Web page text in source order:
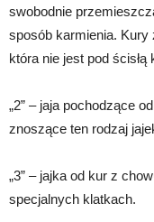
swobodnie
sposób karmienia. Kury
która nie jest pod ścisłą
„2” – jaja pochodzące
znoszące ten rodzaj
„3” – jajka od kur z
specjalnych klatkach.